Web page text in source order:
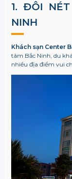
1. ĐÔI
NINH
Khách sạn Center
tâm Bắc Ninh, du
nhiều địa điểm vui